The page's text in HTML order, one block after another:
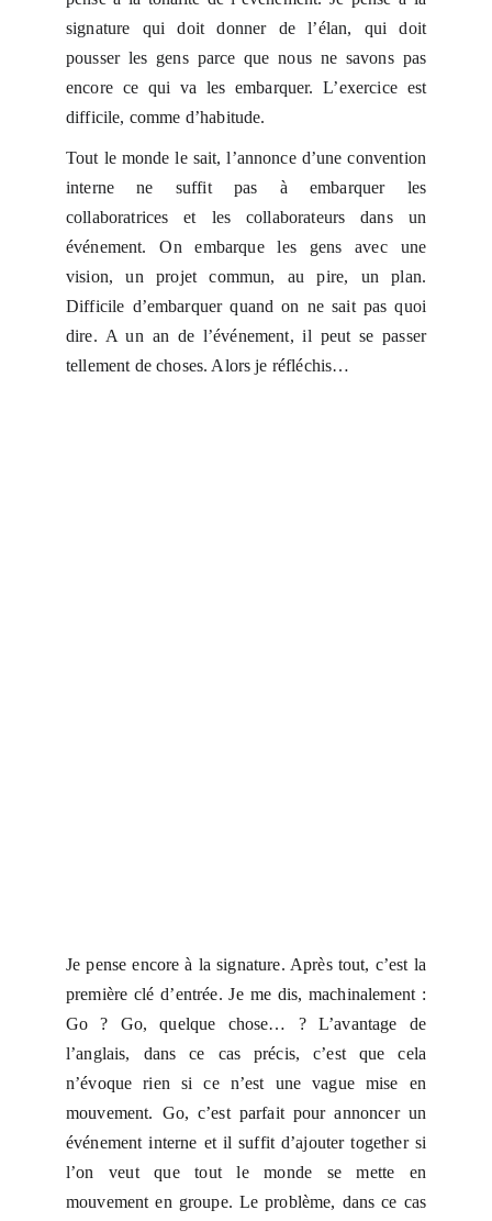
signature qui doit donner de l’élan, qui doit
pousser les gens parce que nous ne savons pas
encore ce qui va les embarquer. L’exercice est
difficile, comme d’habitude.
Tout le monde le sait, l’annonce d’une convention
interne ne suffit pas à embarquer les
collaboratrices et les collaborateurs dans un
événement. On embarque les gens avec une
vision, un projet commun, au pire, un plan.
Difficile d’embarquer quand on ne sait pas quoi
dire. A un an de l’événement, il peut se passer
tellement de choses. Alors je réfléchis…
Je pense encore à la signature. Après tout, c’est la
première clé d’entrée. Je me dis, machinalement :
Go ? Go, quelque chose… ? L’avantage de
l’anglais, dans ce cas précis, c’est que cela
n’évoque rien si ce n’est une vague mise en
mouvement. Go, c’est parfait pour annoncer un
événement interne et il suffit d’ajouter together si
l’on veut que tout le monde se mette en
mouvement en groupe. Le problème, dans ce cas